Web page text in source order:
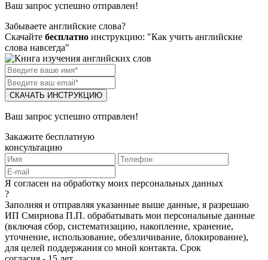
Ваш запрос успешно отправлен!
Забываете английские слова?
Скачайте бесплатно инструкцию: "Как учить английские
слова навсегда"
СКАЧАТЬ ИНСТРУКЦИЮ
Ваш запрос успешно отправлен!
Закажите бесплатную
консультацию
Я согласен на обработку моих персональных данных
?
Заполняя и отправляя указанные выше данные, я разрешаю
ИП Смирнова П.П. обрабатывать мои персональные данные
(включая сбор, систематизацию, накопление, хранение,
уточнение, использование, обезличивание, блокирование),
для целей поддержания со мной контакта. Срок